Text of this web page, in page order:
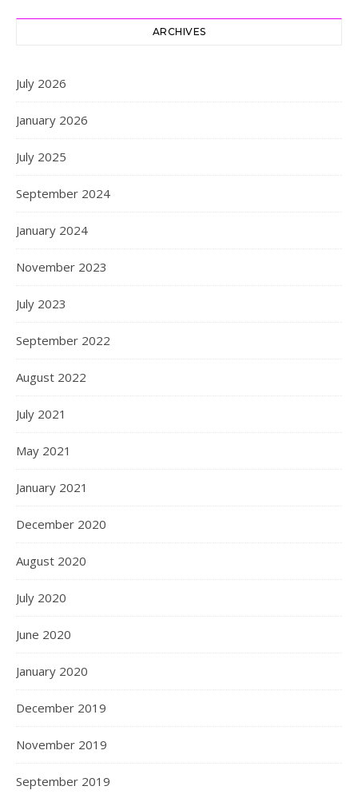
ARCHIVES
July 2026
January 2026
July 2025
September 2024
January 2024
November 2023
July 2023
September 2022
August 2022
July 2021
May 2021
January 2021
December 2020
August 2020
July 2020
June 2020
January 2020
December 2019
November 2019
September 2019